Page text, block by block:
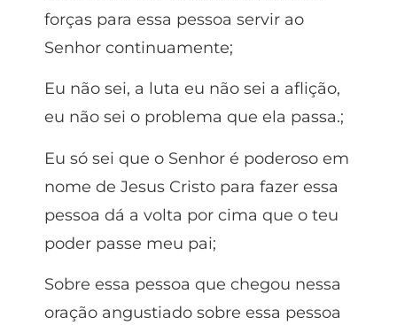
forças para essa pessoa servir ao
Senhor continuamente;
Eu não sei, a luta eu não sei a aflição,
eu não sei o problema que ela passa.;
Eu só sei que o Senhor é poderoso em
nome de Jesus Cristo para fazer essa
pessoa dá a volta por cima que o teu
poder passe meu pai;
Sobre essa pessoa que chegou nessa
oração angustiado sobre essa pessoa